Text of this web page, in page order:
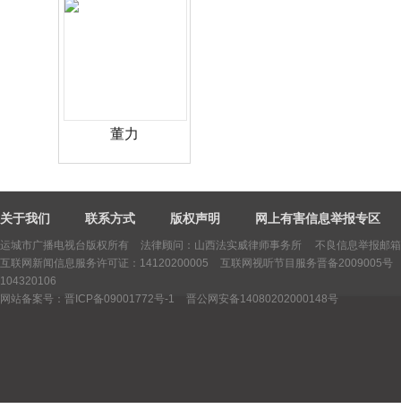
董力
关于我们 联系方式 版权声明 网上有害信息举报专区
运城市广播电视台版权所有
法律顾问：山西法实威律师事务所 不良信息举报邮
互联网新闻信息服务许可证：14120200005
互联网视听节目服务晋备2009005号
104320106
网站备案号：晋ICP备09001772号-1
晋公网安备14080202000148号